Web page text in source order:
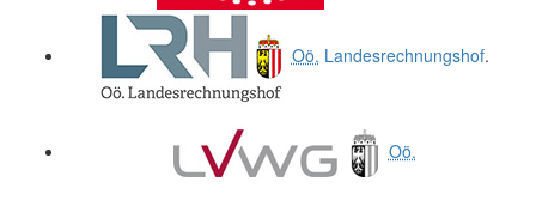
Oö. Landesrechnungshof.
Oö.